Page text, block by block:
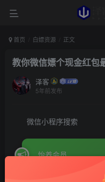
首页 白嫖资源 正文
教你微信嫖个现金红包
泽客
5年前发布
微信小程序搜索
怡养会员